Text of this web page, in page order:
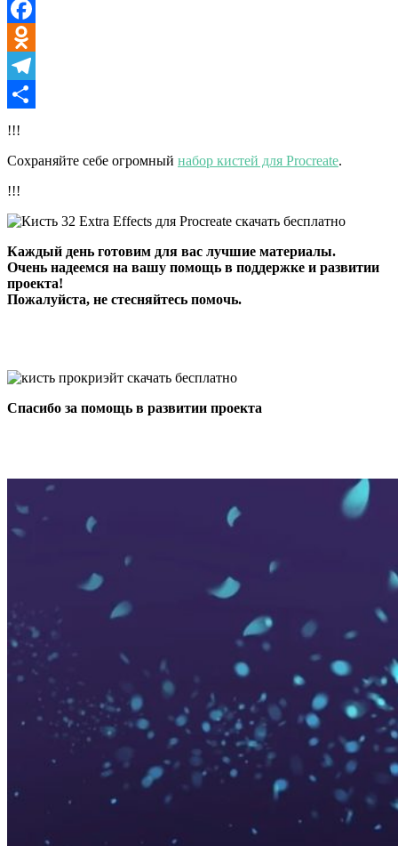
VK
Facebook
Odnoklassniki
Telegram
Отправить
!!!
Сохраняйте себе огромный набор кистей для Procreate.
!!!
Каждый день готовим для вас лучшие материалы.
Очень надеемся на вашу помощь в поддержке и развитии
проекта!
Пожалуйста, не стесняйтесь помочь.
Спасибо за помощь в развитии проекта